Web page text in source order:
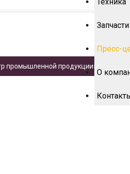
Запчасти
Пресс-
О
промышленной продукции». Техника